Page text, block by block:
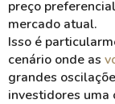
preço preferencial
mercado atual.
Isso é
cenário onde as
grandes
investidores